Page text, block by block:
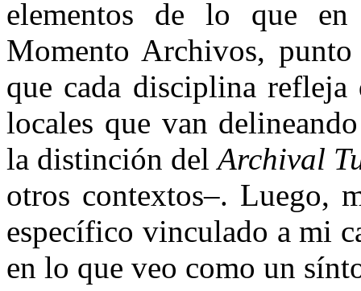
elementos de lo que
Momento Archivos, punto
que cada disciplina refleja
locales que van
la distinción delArchival
otros contextos–. Luego,
específico vinculado a mi
en lo que veo como un